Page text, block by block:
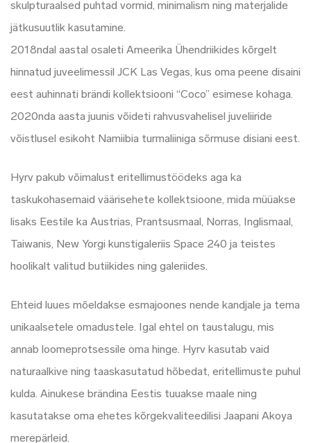
skulpturaalsed puhtad vormid, minimalism ning materjalide
jätkusuutlik kasutamine.
2018ndal aastal osaleti Ameerika Ühendriikides kõrgelt
hinnatud juveelimessil JCK Las Vegas, kus oma peene disaini
eest auhinnati brändi kollektsiooni “Coco” esimese kohaga.
2020nda aasta juunis võideti rahvusvahelisel juveliiride
võistlusel esikoht Namiibia turmaliiniga sõrmuse disiani eest.
Hyrv pakub võimalust eritellimustöödeks aga ka
taskukohasemaid väärisehete kollektsioone, mida müüakse
lisaks Eestile ka Austrias, Prantsusmaal, Norras, Inglismaal,
Taiwanis, New Yorgi kunstigaleriis Space 240 ja teistes
hoolikalt valitud butiikides ning galeriides.
Ehteid luues mõeldakse esmajoones nende kandjale ja tema
unikaalsetele omadustele. Igal ehtel on taustalugu, mis
annab loomeprotsessile oma hinge. Hyrv kasutab vaid
naturaalkive ning taaskasutatud hõbedat, eritellimuste puhul
kulda. Ainukese brändina Eestis tuuakse maale ning
kasutatakse oma ehetes kõrgekvaliteedilisi Jaapani Akoya
merepärleid.